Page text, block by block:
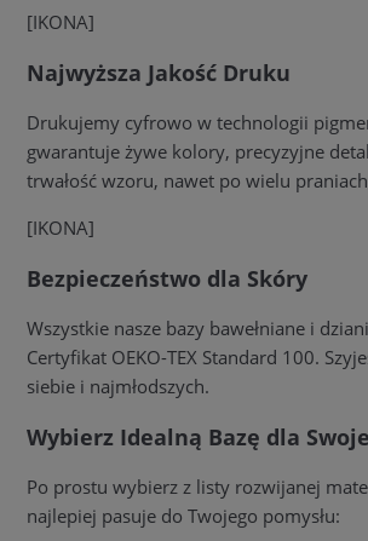
[IKONA]
Najwyższa Jakość Druku
Drukujemy cyfrowo w technologii
gwarantuje żywe kolory, precyzyjne
trwałość wzoru, nawet po wielu
[IKONA]
Bezpieczeństwo dla Skóry
Wszystkie nasze bazy bawełniane i
Certyfikat OEKO-TEX Standard 100.
siebie i najmłodszych.
Wybierz Idealną Bazę dla
Po prostu wybierz z listy rozwijanej
najlepiej pasuje do Twojego pomysłu: